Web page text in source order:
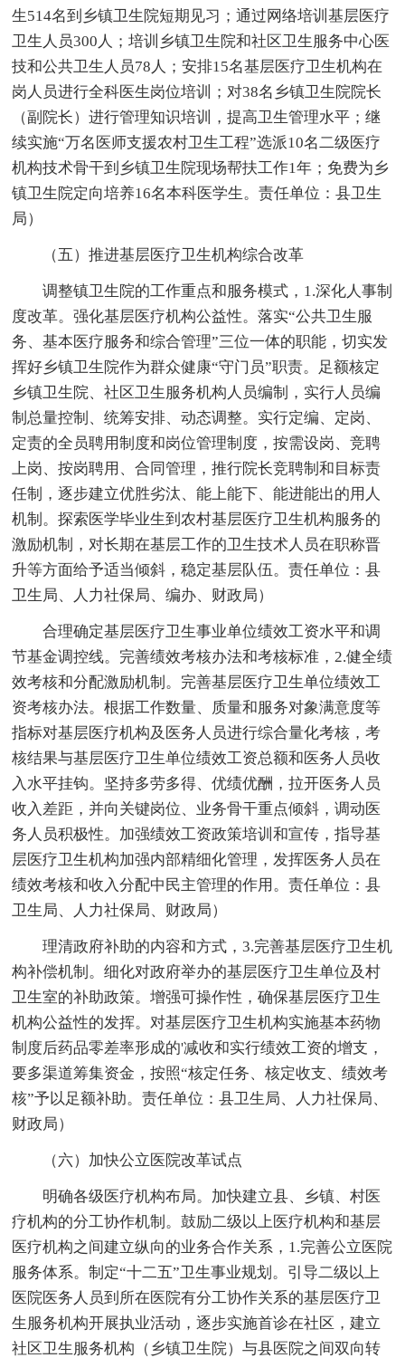
生514名到乡镇卫生院短期见习；通过网络培训基层医疗
卫生人员300人；培训乡镇卫生院和社区卫生服务中心医
技和公共卫生人员78人；安排15名基层医疗卫生机构在
岗人员进行全科医生岗位培训；对38名乡镇卫生院院长
（副院长）进行管理知识培训，提高卫生管理水平；继
续实施“万名医师支援农村卫生工程”选派10名二级医疗
机构技术骨干到乡镇卫生院现场帮扶工作1年；免费为乡
镇卫生院定向培养16名本科医学生。责任单位：县卫生
局）
（五）推进基层医疗卫生机构综合改革
调整镇卫生院的工作重点和服务模式，1.深化人事制
度改革。强化基层医疗机构公益性。落实“公共卫生服
务、基本医疗服务和综合管理”三位一体的职能，切实发
挥好乡镇卫生院作为群众健康“守门员”职责。足额核定
乡镇卫生院、社区卫生服务机构人员编制，实行人员编
制总量控制、统筹安排、动态调整。实行定编、定岗、
定责的全员聘用制度和岗位管理制度，按需设岗、竞聘
上岗、按岗聘用、合同管理，推行院长竞聘制和目标责
任制，逐步建立优胜劣汰、能上能下、能进能出的用人
机制。探索医学毕业生到农村基层医疗卫生机构服务的
激励机制，对长期在基层工作的卫生技术人员在职称晋
升等方面给予适当倾斜，稳定基层队伍。责任单位：县
卫生局、人力社保局、编办、财政局）
合理确定基层医疗卫生事业单位绩效工资水平和调
节基金调控线。完善绩效考核办法和考核标准，2.健全绩
效考核和分配激励机制。完善基层医疗卫生单位绩效工
资考核办法。根据工作数量、质量和服务对象满意度等
指标对基层医疗机构及医务人员进行综合量化考核，考
核结果与基层医疗卫生单位绩效工资总额和医务人员收
入水平挂钩。坚持多劳多得、优绩优酬，拉开医务人员
收入差距，并向关键岗位、业务骨干重点倾斜，调动医
务人员积极性。加强绩效工资政策培训和宣传，指导基
层医疗卫生机构加强内部精细化管理，发挥医务人员在
绩效考核和收入分配中民主管理的作用。责任单位：县
卫生局、人力社保局、财政局）
理清政府补助的内容和方式，3.完善基层医疗卫生机
构补偿机制。细化对政府举办的基层医疗卫生单位及村
卫生室的补助政策。增强可操作性，确保基层医疗卫生
机构公益性的发挥。对基层医疗卫生机构实施基本药物
制度后药品零差率形成的'减收和实行绩效工资的增支，
要多渠道筹集资金，按照“核定任务、核定收支、绩效考
核”予以足额补助。责任单位：县卫生局、人力社保局、
财政局）
（六）加快公立医院改革试点
明确各级医疗机构布局。加快建立县、乡镇、村医
疗机构的分工协作机制。鼓励二级以上医疗机构和基层
医疗机构之间建立纵向的业务合作关系，1.完善公立医院
服务体系。制定“十二五”卫生事业规划。引导二级以上
医院医务人员到所在医院有分工协作关系的基层医疗卫
生服务机构开展执业活动，逐步实施首诊在社区，建立
社区卫生服务机构（乡镇卫生院）与县医院之间双向转